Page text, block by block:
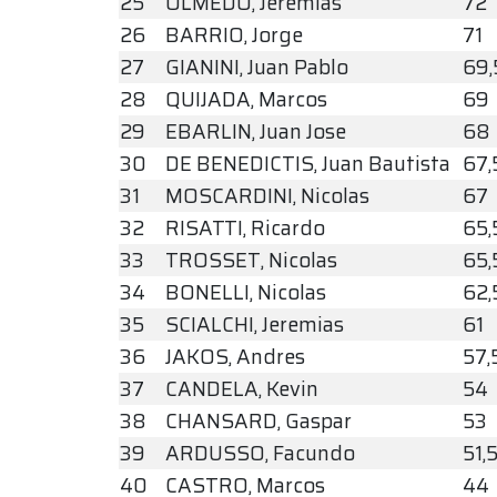
26
BARRIO, Jorge
71
27
GIANINI, Juan Pablo
28
QUIJADA, Marcos
69
29
EBARLIN, Juan Jose
68
30
DE BENEDICTIS, Juan Bautista
31
MOSCARDINI, Nicolas
67
32
RISATTI, Ricardo
33
TROSSET, Nicolas
34
BONELLI, Nicolas
35
SCIALCHI, Jeremias
61
36
JAKOS, Andres
37
CANDELA, Kevin
54
38
CHANSARD, Gaspar
53
39
ARDUSSO, Facundo
51,5
40
CASTRO, Marcos 44